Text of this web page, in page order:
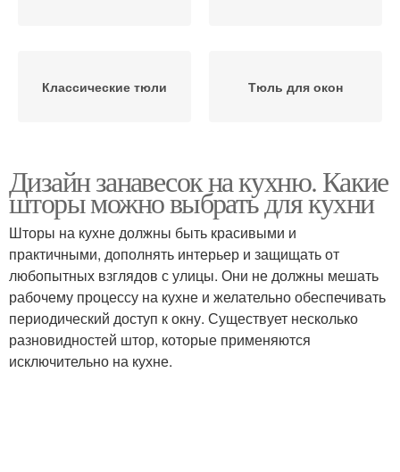
Классические тюли Тюль для окон
Дизайн занавесок на кухню. Какие
шторы можно выбрать для кухни
Шторы на кухне должны быть красивыми и
практичными, дополнять интерьер и защищать от
любопытных взглядов с улицы. Они не должны мешать
рабочему процессу на кухне и желательно обеспечивать
периодический доступ к окну. Существует несколько
разновидностей штор, которые применяются
исключительно на кухне.